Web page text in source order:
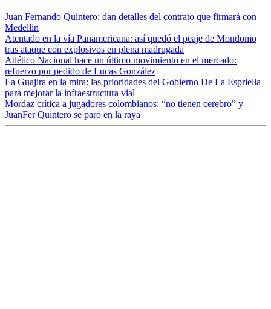
Juan Fernando Quintero: dan detalles del contrato que firmará con
Medellín
Atentado en la vía Panamericana: así quedó el peaje de Mondomo
tras ataque con explosivos en plena madrugada
Atlético Nacional hace un último movimiento en el mercado:
refuerzo por pedido de Lucas González
La Guajira en la mira: las prioridades del Gobierno De La Espriella
para mejorar la infraestructura vial
Mordaz crítica a jugadores colombianos: “no tienen cerebro” y
JuanFer Quintero se paró en la raya